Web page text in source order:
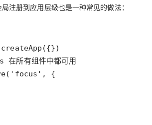
注册到应用层级也是一种常见的做法：